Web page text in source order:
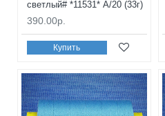
светлый# *11531* A/20 (33г)
390.00р.
Купить